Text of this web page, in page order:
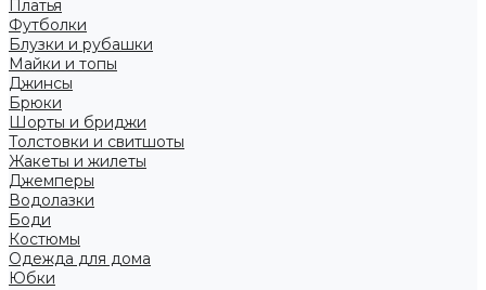
Платья
Футболки
Блузки и рубашки
Майки и топы
Джинсы
Брюки
Шорты и бриджи
Толстовки и свитшоты
Жакеты и жилеты
Джемперы
Водолазки
Боди
Костюмы
Одежда для дома
Юбки